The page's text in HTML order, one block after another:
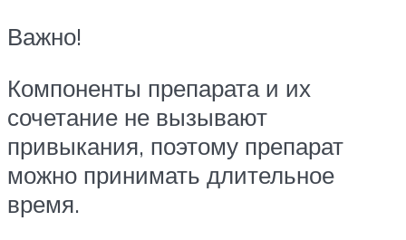
Важно!
Компоненты препарата и их
сочетание не вызывают
привыкания, поэтому препарат
можно принимать длительное
время.